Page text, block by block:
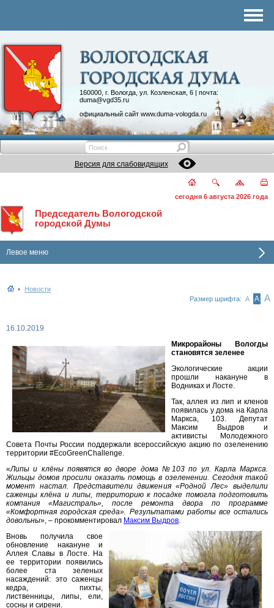
160000, г. Вологда, ул. Козленская, 6 | почта:
duma@vgd35.ru
официальный сайт www.duma-vologda.ru
Контакты
Депутатские объединения
Версия для слабовидящих
сегодня 6 августа 2026 года
Председатель Вологодской
городской Думы
Левое меню
Новости
Размер шрифта: А А А
16.10.2019
Микрорайоны Вологды
становятся зеленее
Экологические акции
прошли накануне в
Водниках и Лосте.
Так, аллея из лип и кленов
появилась у дома на Карла
Маркса, 103. Депутат
Максим Выдров и
активисты Молодежного
Совета Почты России поддержали всероссийскую акцию по озеленению
территории #EcoGreenChallenge.
«Липы и клёны появятся во дворе дома №103 по ул. Карла Маркса.
Жильцы домов просили оказать помощь в озеленении. Сегодня такой
момент настал. Представители движения «Родной Лес» выделили
саженцы клёна и липы, территорию к посадке помогла подготовить
компания «Магистраль», после ремонта двора по программе
«Комфортная городская среда». Результатами работы все остались
довольны», – прокомментировал Максим Выдров.
Вновь получила свое
обновление накануне и
Аллея Славы в Лосте. На
ее территории появились
более ста зеленых
насаждений: это саженцы
кедра, пихты,
лиственницы, липы, ели,
сосны и сирени.